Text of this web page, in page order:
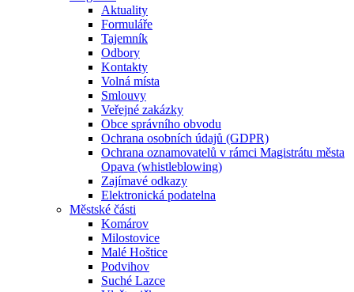
Aktuality
Formuláře
Tajemník
Odbory
Kontakty
Volná místa
Smlouvy
Veřejné zakázky
Obce správního obvodu
Ochrana osobních údajů (GDPR)
Ochrana oznamovatelů v rámci Magistrátu města
Opava (whistleblowing)
Zajímavé odkazy
Elektronická podatelna
Městské části
Komárov
Milostovice
Malé Hoštice
Podvihov
Suché Lazce